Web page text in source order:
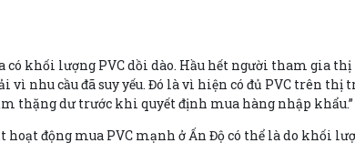
khối lượng PVC dồi dào. Hầu hết người tham gia
cầu đã suy yếu. Đó là vì hiện có đủ PVC trên thị
thặng dư trước khi quyết định mua hàng nhập khẩu.”
động mua PVC mạnh ở Ấn Độ có thể là do khối